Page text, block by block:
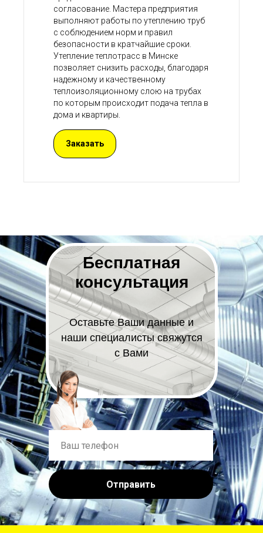
согласование. Мастера предприятия
выполняют работы по утеплению труб
с соблюдением норм и правил
безопасности в кратчайшие сроки.
Утепление теплотрасс в Минске
позволяет снизить расходы, благодаря
надежному и качественному
теплоизоляционному слою на трубах
по которым происходит подача тепла в
дома и квартиры.
Заказать
Бесплатная
консультация
Оставьте Ваши данные и
наши специалисты свяжутся
с Вами
Отправить